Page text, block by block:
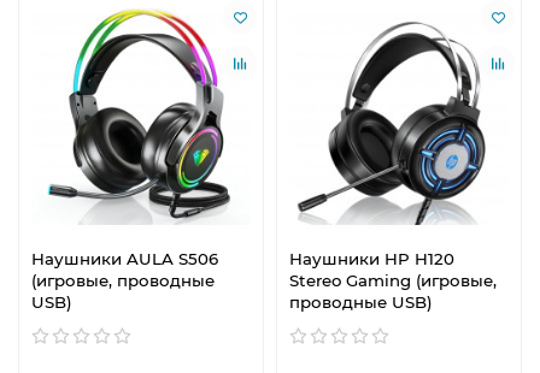
Наушники AULA S506
(игровые, проводные
USB)
Наушники HP H120
Stereo Gaming (игровые,
проводные USB)